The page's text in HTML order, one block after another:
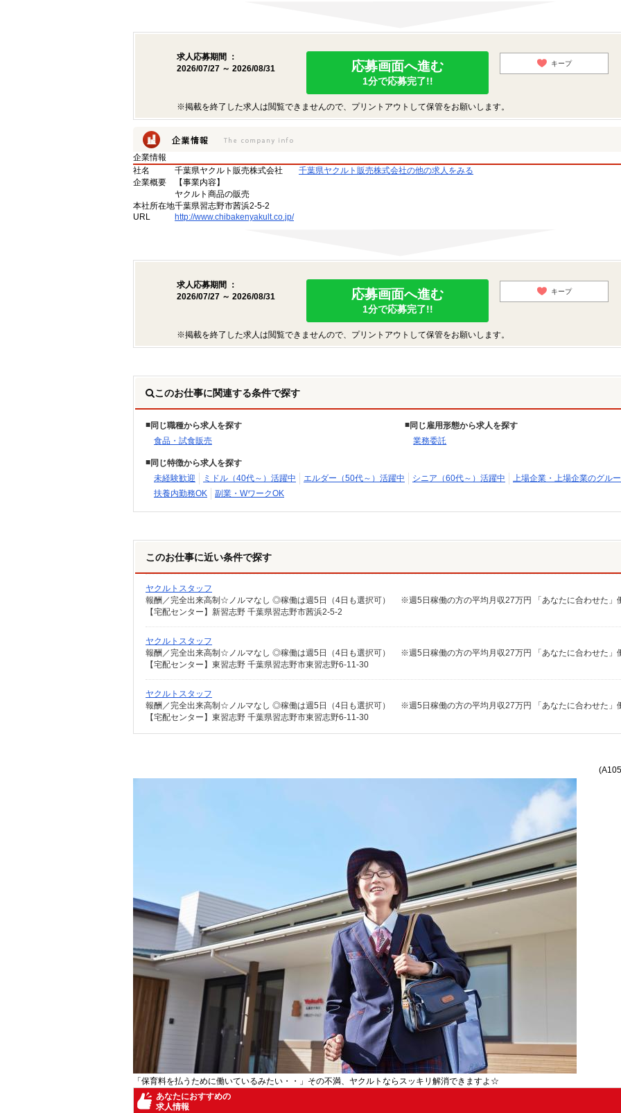
求人応募期間 ：
2026/07/27 ～ 2026/08/31
応募画面へ進む
1分で応募完了!!
キープ
※掲載を終了した求人は閲覧できませんので、プリントアウトして保管をお願いします。
企業情報
社名
千葉県ヤクルト販売株式会社
千葉県ヤクルト販売株式会社の他の求人をみる
企業概要
【事業内容】
ヤクルト商品の販売
本社所在地千葉県習志野市茜浜2-5-2
URL
http://www.chibakenyakult.co.jp/
求人応募期間 ：
2026/07/27 ～ 2026/08/31
応募画面へ進む
1分で応募完了!!
キープ
※掲載を終了した求人は閲覧できませんので、プリントアウトして保管をお願いします。
このお仕事に関連する条件で探す
同じ職種から求人を探す
食品・試食販売
同じ雇用形態から求人を探す
業務委託
同じ特徴から求人を探す
未経験歓迎
ミドル（40代～）活躍中 エルダー（50代～）活躍中 シニア（60代～）活躍中
上場企業・上場企業のグル
扶養内勤務OK
副業・WワークOK
このお仕事に近い条件で探す
ヤクルトスタッフ
【宅配センター】新習志野 千葉県習志野市茜浜2-5-2
ヤクルトスタッフ
【宅配センター】東習志野 千葉県習志野市東習志野6-11-30
ヤクルトスタッフ
【宅配センター】東習志野 千葉県習志野市東習志野6-11-30
「保育料を払うために働いているみたい・・」その不満、ヤクルトならスッキリ解消できますよ☆
あなたにおすすめの
求人情報